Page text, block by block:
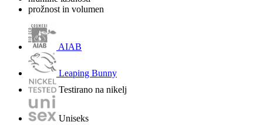
prožnost in volumen
AIAB
Leaping Bunny
Testirano na nikelj
Uniseks